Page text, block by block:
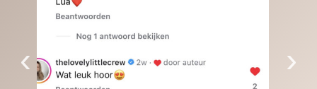
‹ ›